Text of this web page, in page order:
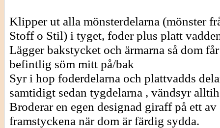
Klipper ut alla mönsterdelarna (mönster
Stoff o Stil) i tyget, foder plus platt
Lägger bakstycket och ärmarna så dom
befintlig söm mitt på/bak
Syr i hop foderdelarna och plattvadds
samtidigt sedan tygdelarna , vändsyr
Broderar en egen designad giraff på ett av
framstyckena när dom är färdig sydda.